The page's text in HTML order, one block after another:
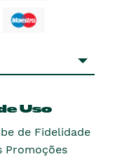
Uso
de Fidelidade
Promoções